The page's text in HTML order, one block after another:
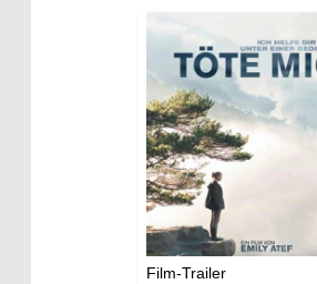
TV & Kino
Die Stars:
Wer hat wo gedreht?
Mediathek
Impressum
Datenschutz
Film-Trailer